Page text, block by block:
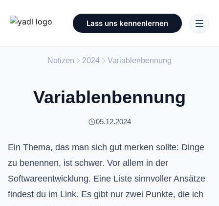
Lass uns kennenlernen
Notizen 2024 Variablenbennung
Variablenbennung
05.12.2024
Ein Thema, das man sich gut merken sollte: Dinge
zu benennen, ist schwer. Vor allem in der
Softwareentwicklung. Eine Liste sinnvoller Ansätze
findest du im Link. Es gibt nur zwei Punkte, die ich